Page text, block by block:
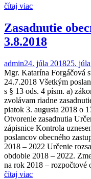
čítaj viac
Zasadnutie
3.8.2018
admin24. júla 201825.
Mgr. Katarína Forgáčová
24.7.2018 Všetkým
s § 13 ods. 4 písm. a)
zvolávam riadne
piatok 3. augusta 2018 o
Otvorenie zasadnutia
zápisnice Kontrola
poslancov obecného
2018 – 2022 Určenie
obdobie 2018 – 2022.
na rok 2018 – rozpočtové
čítaj viac